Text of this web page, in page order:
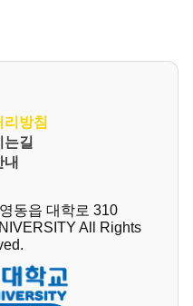
리방침
는길
내
동읍 대학로 310
All Rights